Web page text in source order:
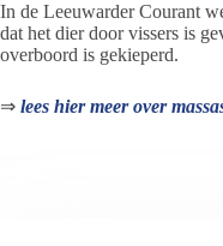
In de Leeuwarder Courant
dat het dier door vissers is
overboord is gekieperd.
⇒ lees hier meer over